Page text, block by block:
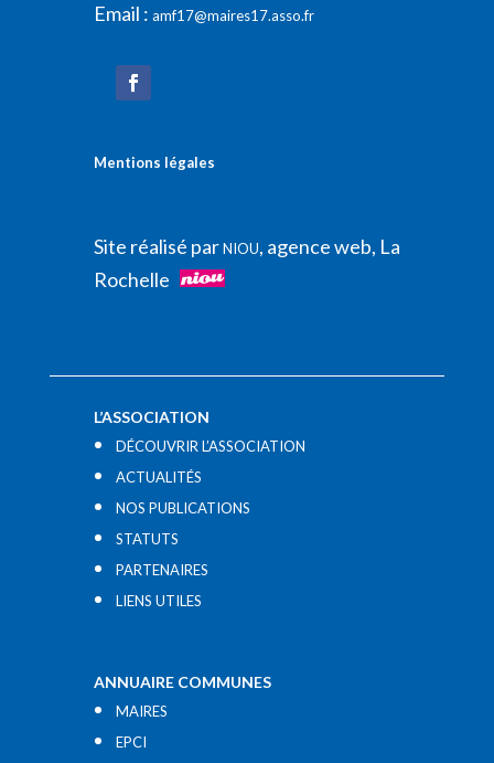
Email : amf17@maires17.asso.fr
Mentions légales
Site réalisé parNIOU, agence web, La
Rochelle
L’ASSOCIATION
DÉCOUVRIR L’ASSOCIATION
ACTUALITÉS
NOS PUBLICATIONS
STATUTS
PARTENAIRES
LIENS UTILES​
ANNUAIRE COMMUNES
MAIRES
EPCI